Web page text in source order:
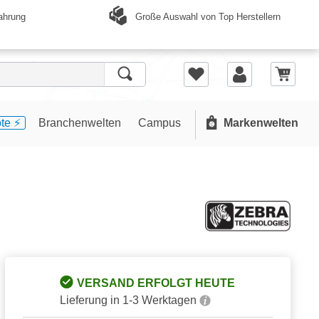
Große Auswahl von Top Herstellern
⚡️ Branchenwelten Campus Markenwelten
VERSAND ERFOLGT HEUTE
Lieferung in 1-3 Werktagen